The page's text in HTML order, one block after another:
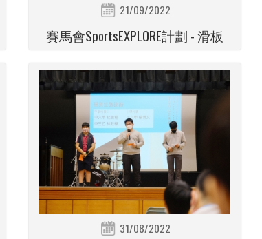
21/09/2022
賽馬會SportsEXPLORE計劃 - 滑板
31/08/2022